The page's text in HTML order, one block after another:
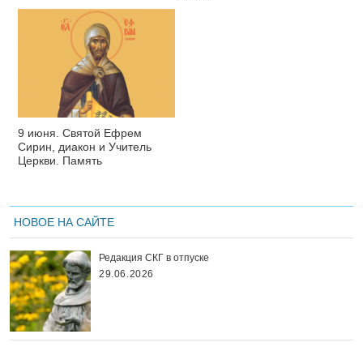
9 июня. Святой Ефрем
Сирин, диакон и Учитель
Церкви. Память
НОВОЕ НА САЙТЕ
Редакция СКГ в отпуске
29.06.2026